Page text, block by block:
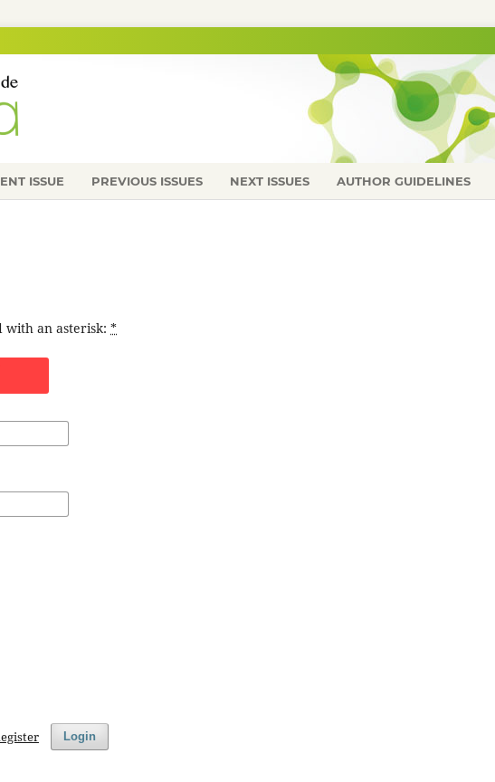
ISSUE PREVIOUS ISSUES NEXT ISSUES AUTHOR GUIDELINES
with an asterisk: *
Login